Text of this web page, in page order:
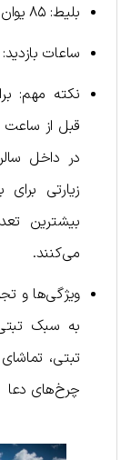
بلیط: ۸۵ یوان چین برای هر نفر
ساعات بازدید: ۹:۰۰-۱۸:۳۰
نکته مهم:
در داخل
زیارتی
بیشترین
می‌کنند.
ویژگی‌ها و
به سبک
تبتی،
چرخ‌های دعا